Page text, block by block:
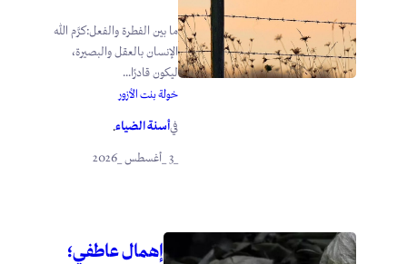
ما بين الفطرة والفعل:كرَّم الله
الإنسان بالعقل والبصيرة،
ليكون قادرًا...
خولة بنت الأزور
فيأسنة الضياء.
إهمال عاطفي؛